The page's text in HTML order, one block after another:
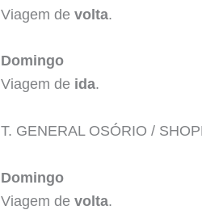
Viagem de volta.
Domingo
Viagem de ida.
T. GENERAL OSÓRIO /
Domingo
Viagem de volta.